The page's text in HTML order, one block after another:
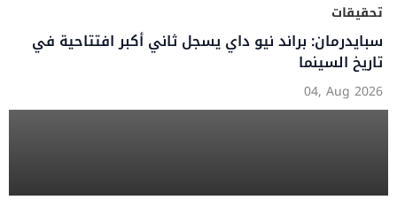
تحقيقات
سبايدرمان: براند نيو داي يسجل ثاني أكبر افتتاحية في
تاريخ السينما
04, Aug 2026